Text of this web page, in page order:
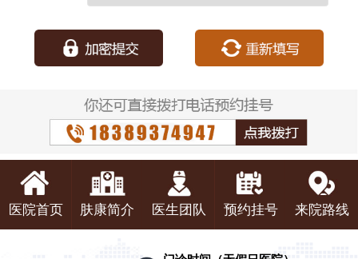
医院首页 肤康简介 医生团队 预约挂号 来院路线